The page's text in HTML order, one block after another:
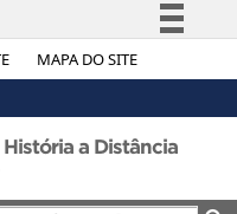
MAPA DO SITE
Simplifique!
Legislação
a Distância